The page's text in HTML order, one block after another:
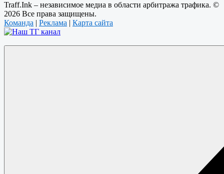
Traff.Ink – независимое медиа в области арбитража трафика. ©
2026 Все права защищены.
Команда | Реклама | Карта сайта